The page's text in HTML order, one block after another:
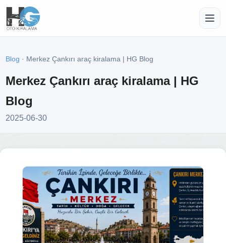
Blog · Merkez Çankırı araç kiralama | HG Blog
Merkez Çankırı araç kiralama | HG
Blog
2025-06-30